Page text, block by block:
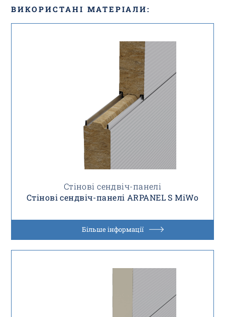
ВИКОРИСТАНІ МАТЕРІАЛИ:
Стінові сендвіч-панелі
Стінові сендвіч-панелі ARPANEL S MiWo
Більше інформації